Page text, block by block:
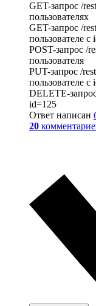
GET-запрос /
пользователях
GET-запрос /
пользователе с
POST-запрос /
пользователя
PUT-запрос /
пользователе с
DELETE-
id=125
Ответ написан
20